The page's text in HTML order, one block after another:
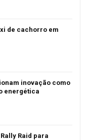
de cachorro em
inovação como
energética
Raid para